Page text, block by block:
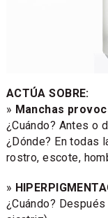
ACTÚA SOBRE:
» Manchas
¿Cuándo? Antes o
¿Dónde? En todas
rostro, escote,
»
¿Cuándo?